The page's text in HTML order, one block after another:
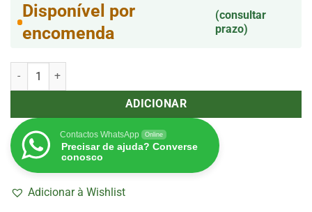
Disponível por
encomenda
(consultar
prazo)
Quantidade de Tijolo de Coco Plus 5 kg (80 L) (VDL)
ADICIONAR
Contactos WhatsApp Online
Precisar de ajuda? Converse
conosco
Adicionar à Wishlist